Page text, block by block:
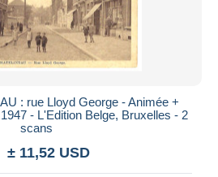
: rue Lloyd George - Animée +
- L'Edition Belge, Bruxelles - 2
scans
± 11,52 USD